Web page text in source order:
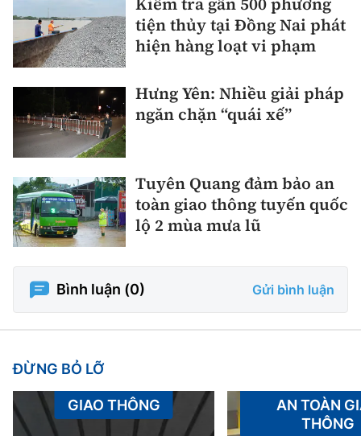
tiện thủy tại Đồng Nai phát
hiện hàng loạt vi phạm
Hưng Yên: Nhiều giải pháp
ngăn chặn “quái xế”
Tuyên Quang đảm bảo an
toàn giao thông tuyến quốc
lộ 2 mùa mưa lũ
Bình luận (0) Gửi bình luận
ĐỪNG BỎ LỠ
GIAO THÔNG
AN TOÀN
THÔNG